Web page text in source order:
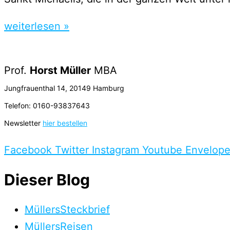
weiterlesen »
Prof. Horst Müller MBA
Jungfrauenthal 14, 20149 Hamburg
Telefon: 0160-93837643
Newsletter hier bestellen
Facebook Twitter Instagram Youtube Envelope
Dieser Blog
MüllersSteckbrief
MüllersReisen